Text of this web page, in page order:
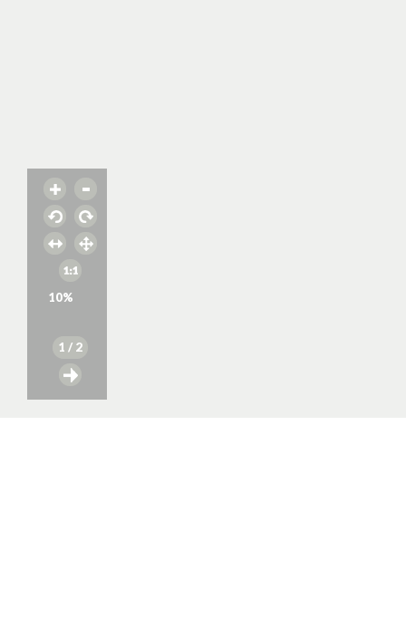
10%
1 / 2